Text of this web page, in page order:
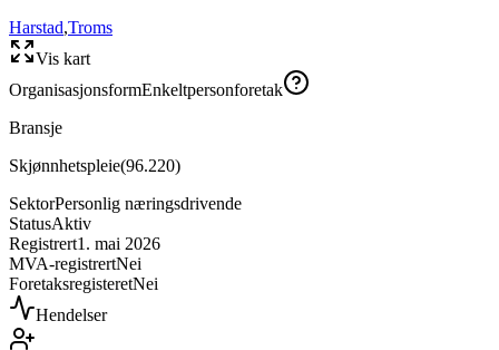
Harstad,Troms
Vis kart
OrganisasjonsformEnkeltpersonforetak
Bransje
Skjønnhetspleie(96.220)
SektorPersonlig næringsdrivende
StatusAktiv
Registrert1. mai 2026
MVA-registrertNei
ForetaksregisteretNei
Hendelser